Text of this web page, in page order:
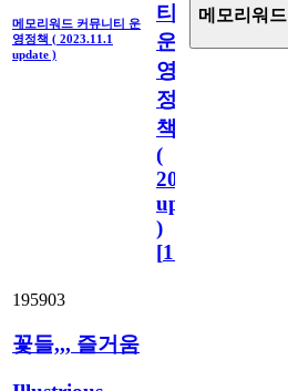
메모리워드 커뮤니티 운
영정책 ( 2023.11.1
update )
티
운
영
정
책
(
2023.11.1
update
)
[110
메모리워드
195903
꽃들,,, 즐거움